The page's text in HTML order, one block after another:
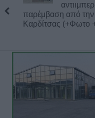
παρέμβαση από
Καρδίτσας (+Φωτο